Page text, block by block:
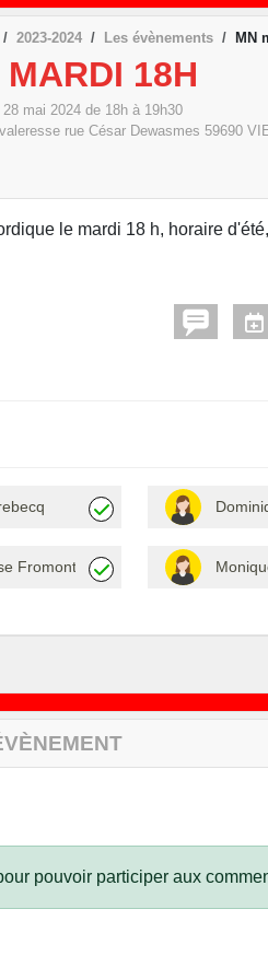
2023-2024 Les évènements MN
MARDI 18H
28 mai 2024 de 18h à 19h30
rue César Dewasmes 59690
le mardi 18 h, horaire
Fromont
pouvoir participer aux